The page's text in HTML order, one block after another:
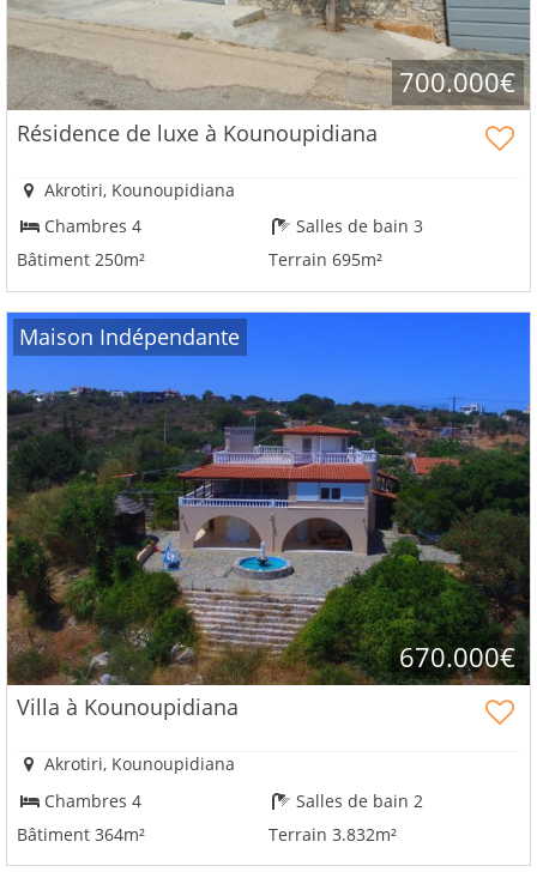
700.000€
Résidence de luxe à Kounoupidiana
Akrotiri, Kounoupidiana
Chambres 4
Salles de bain 3
Bâtiment 250m²
Terrain 695m²
Maison Indépendante
670.000€
Villa à Kounoupidiana
Akrotiri, Kounoupidiana
Chambres 4
Salles de bain 2
Bâtiment 364m²
Terrain 3.832m²